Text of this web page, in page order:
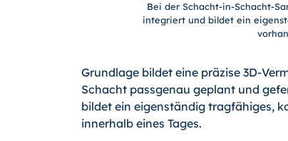
Bei der Schacht-in-Schacht-
integriert und bildet ein
Grundlage bildet eine präzise 3D-
Schacht passgenau geplant und
bildet ein eigenständig tragfähiges,
innerhalb eines Tages.